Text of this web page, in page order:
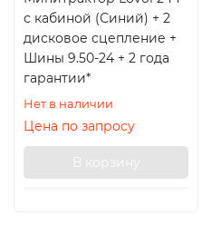
с кабиной (Синий) + 2
дисковое сцепление +
Шины 9.50-24 + 2 года
гарантии*
Нет в наличии
Цена по запросу
В корзину